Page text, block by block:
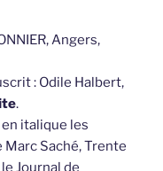
Angers,
: Odile Halbert,
.
italique les
Saché, Trente
Journal de